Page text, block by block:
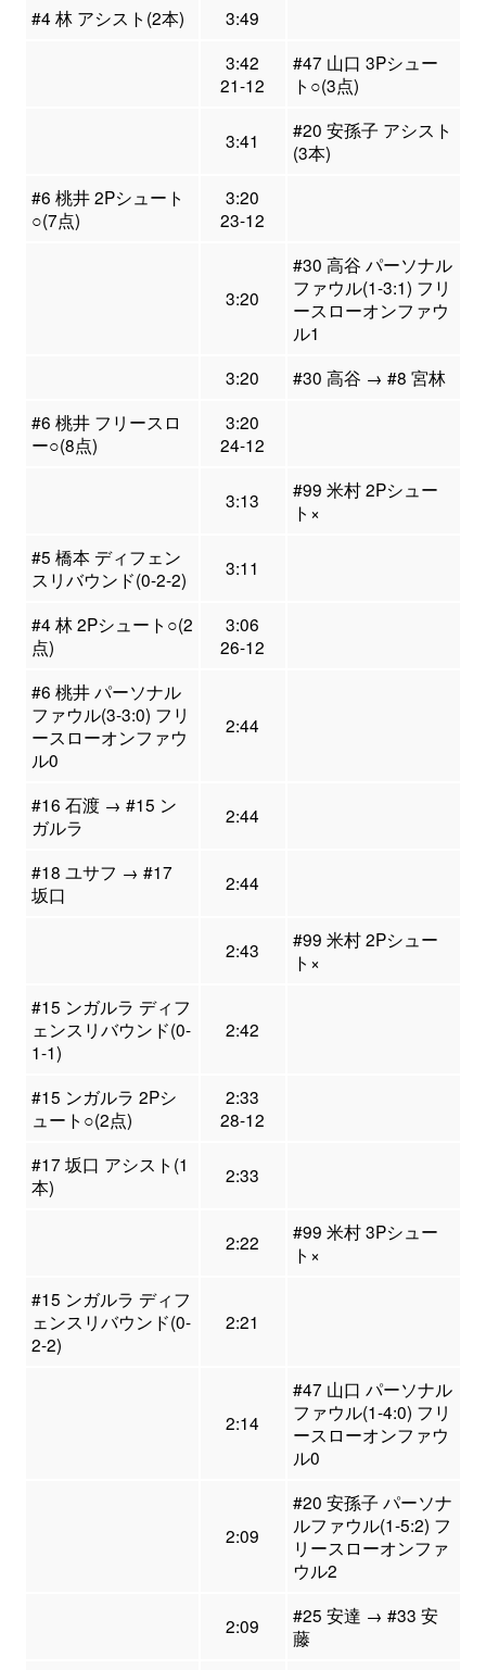
#4 林 アシスト(2本)
3:49
3:42
21-12
#47 山口 3Pシュー
ト○(3点)
3:41
#20 安孫子 アシスト
(3本)
#6 桃井 2Pシュート
○(7点)
3:20
23-12
3:20
#30 高谷 パーソナル
ファウル(1-3:1) フリ
ースローオンファウ
ル1
3:20
#30 高谷 → #8 宮林
#6 桃井 フリースロ
ー○(8点)
3:20
24-12
3:13
#99 米村 2Pシュー
ト×
#5 橋本 ディフェン
スリバウンド(0-2-2)
3:11
#4 林 2Pシュート○(2
点)
3:06
26-12
#6 桃井 パーソナル
ファウル(3-3:0) フリ
ースローオンファウ
ル0
2:44
#16 石渡 → #15 ン
ガルラ
2:44
#18 ユサフ → #17
坂口
2:44
2:43
#99 米村 2Pシュー
ト×
#15 ンガルラ ディフ
ェンスリバウンド(0-
1-1)
2:42
#15 ンガルラ 2Pシ
ュート○(2点)
2:33
28-12
#17 坂口 アシスト(1
本)
2:33
2:22
#99 米村 3Pシュー
ト×
#15 ンガルラ ディフ
ェンスリバウンド(0-
2-2)
2:21
2:14
#47 山口 パーソナル
ファウル(1-4:0) フリ
ースローオンファウ
ル0
2:09
#20 安孫子 パーソナ
ルファウル(1-5:2) フ
リースローオンファ
ウル2
2:09
#25 安達 → #33 安
藤